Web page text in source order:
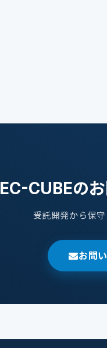
EC-CUBEの
受託開発から保
お問